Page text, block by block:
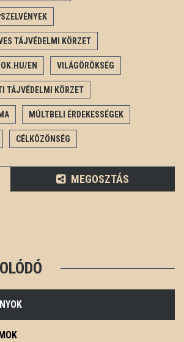
TÁJVÉDELMI KÖRZET
EN VILÁGÖRÖKSÉG
TÁJVÉDELMI KÖRZET
MÚLTBELI ÉRDEKESSÉGEK
CÉLKÖZÖNSÉG
MEGOSZTÁS